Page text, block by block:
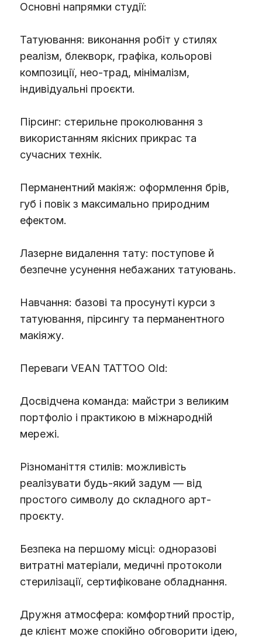
Основні напрямки студії:
Татуювання: виконання робіт у стилях
реалізм, блекворк, графіка, кольорові
композиції, нео-трад, мінімалізм,
індивідуальні проєкти.
Пірсинг: стерильне проколювання з
використанням якісних прикрас та
сучасних технік.
Перманентний макіяж: оформлення брів,
губ і повік з максимально природним
ефектом.
Лазерне видалення тату: поступове й
безпечне усунення небажаних татуювань.
Навчання: базові та просунуті курси з
татуювання, пірсингу та перманентного
макіяжу.
Переваги VEAN TATTOO Old:
Досвідчена команда: майстри з великим
портфоліо і практикою в міжнародній
мережі.
Різноманіття стилів: можливість
реалізувати будь-який задум — від
простого символу до складного арт-
проєкту.
Безпека на першому місці: одноразові
витратні матеріали, медичні протоколи
стерилізації, сертифіковане обладнання.
Дружня атмосфера: комфортний простір,
де клієнт може спокійно обговорити ідею,